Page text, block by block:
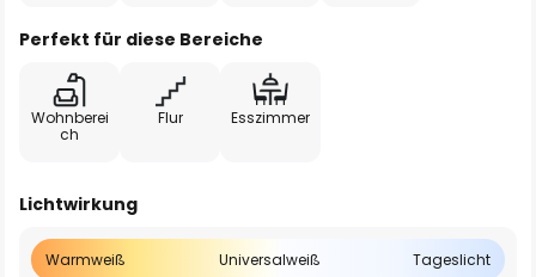
Perfekt für diese Bereiche
Wohnberei
ch
Flur Esszimmer
Lichtwirkung
Warmweiß Universalweiß Tageslicht